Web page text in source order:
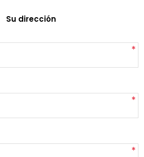
Su dirección
*
*
*